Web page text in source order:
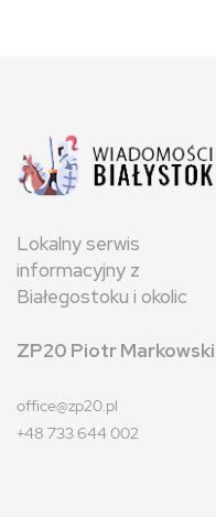
Lokalny serwis
informacyjny z
Białegostoku i okolic
ZP20 Piotr Markowski
office@zp20.pl
+48 733 644 002